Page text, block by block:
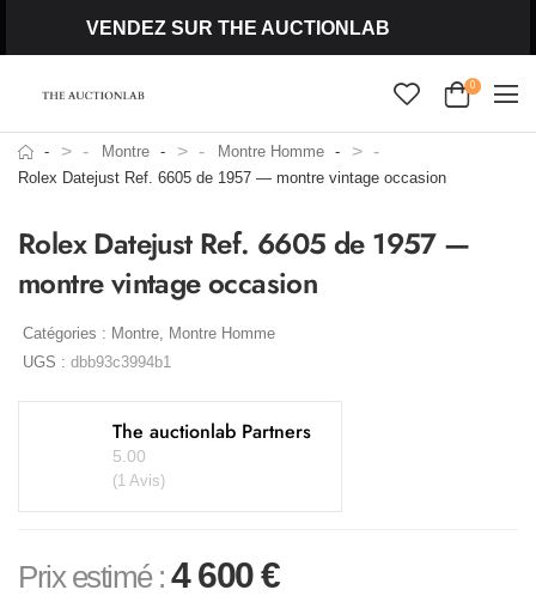
VENDEZ SUR THE AUCTIONLAB
0
> Montre > Montre Homme >
Rolex Datejust Ref. 6605 de 1957 — montre vintage occasion
Rolex Datejust Ref. 6605 de 1957 —
montre vintage occasion
Catégories : Montre, Montre Homme
UGS : dbb93c3994b1
The auctionlab Partners
5.00
(1 Avis)
Prix estimé : 4 600€